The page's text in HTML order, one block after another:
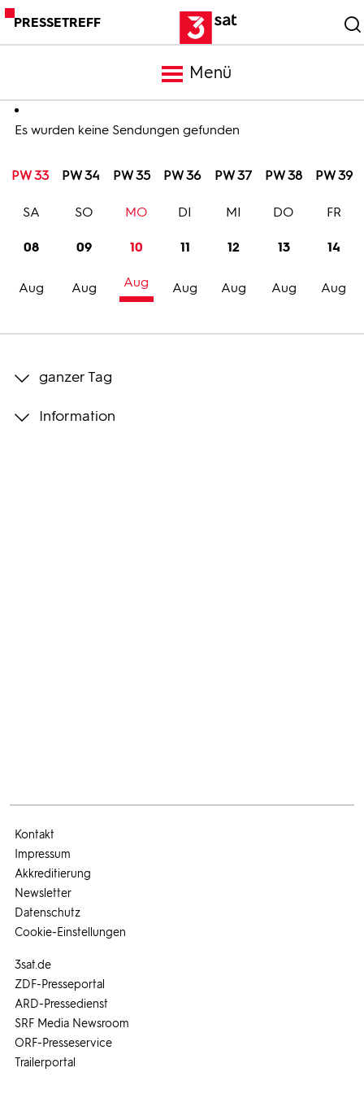
PRESSETREFF
Menü
Meldungen
Programm
Trailer
Bilder
Es wurden keine Sendungen gefunden
PW 33 PW 34 PW 35 PW 36 PW 37 PW 38 PW 39
08
Aug
SA
09
Aug
SO
10
Aug
MO
11
Aug
DI
12
Aug
MI
13
Aug
DO
14
Aug
FR
ganzer Tag
Information
3sat.de
ZDF-Presseportal
ARD-Pressedienst
SRF Media Newsroom
ORF-Presseservice
Trailerportal
Kontakt
Impressum
Akkreditierung
Newsletter
Datenschutz
Cookie-Einstellungen